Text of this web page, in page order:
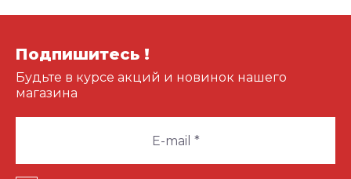
Подпишитесь !
Будьте в курсе акций и новинок нашего
магазина